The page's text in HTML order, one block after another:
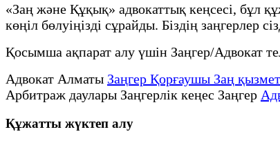
«Заң және Құқық» адвокаттық кеңсесі, бұл
көңіл бөлуіңізді сұрайды. Біздің заңгерлер
Қосымша ақпарат алу үшін Заңгер/Адвокат
Адвокат Алматы Заңгер Қорғаушы Заң
Арбитраж даулары Заңгерлік кеңес Заңгер
Құжатты жүктеп алу